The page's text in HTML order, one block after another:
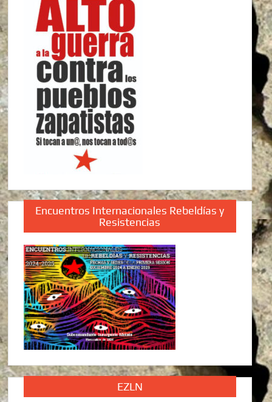
Encuentros Internacionales Rebeldías y
Resistencias
EZLN